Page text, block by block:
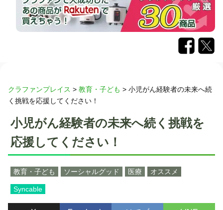
クラファンプレイス > 教育・子ども > 小児がん経験者の未来へ続
く挑戦を応援してください！
小児がん経験者の未来へ続く挑戦を
応援してください！
教育・子ども ソーシャルグッド 医療 オススメ
Syncable